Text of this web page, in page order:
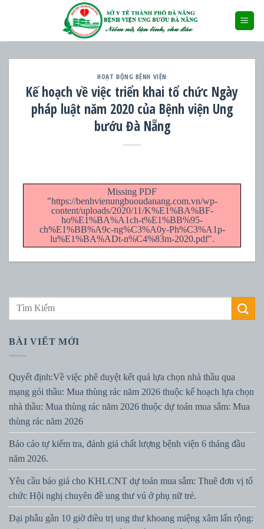
HOẠT ĐỘNG BỆNH VIỆN
Kế hoạch về việc triển khai tổ chức Ngày
pháp luật năm 2020 của Bệnh viện Ung
bướu Đà Nẵng
Missing PDF
"https://benhvienungbuoudanang.com.vn/wp-
content/uploads/2020/11/K%E1%BA%BF-
ho%E1%BA%A1ch-t%E1%BB%95-
ch%E1%BB%A9c-ng%C3%A0y-Ph%C3%A1p-
lu%E1%BA%ADt-n%C4%83m-2020.pdf".
BÀI VIẾT MỚI
Quyết định:Về việc phê duyệt kết quả lựa chọn nhà thầu qua
mạng gói thầu: Mua thùng rác năm 2026 thuộc kế hoạch lựa chọn
nhà thầu: Mua thùng rác năm 2026 thuộc dự toán mua sắm: Mua
thùng rác năm 2026
Báo cáo tự kiểm tra, đánh giá chất lượng bệnh viện 6 tháng đầu
năm 2026.
Yêu cầu báo giá cho KHLCNT dự toán mua sắm: Thuê đơn vị tổ
chức Hội nghị chuyên đề ung thư vú ở phụ nữ trẻ.
Đại phẫu gần 10 giờ điều trị ung thư khoang miệng xâm lấn rộng: